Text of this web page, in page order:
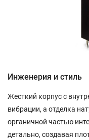
Инженерия и стиль
Жесткий корпус с
вибрации, а отделка
органичной частью
детально, создавая